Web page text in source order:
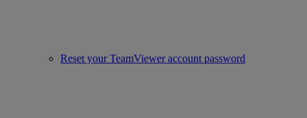
Reset your TeamViewer account password